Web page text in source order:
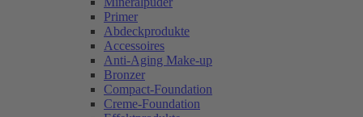
Primer
Abdeckprodukte
Accessoires
Anti-Aging Make-up
Bronzer
Compact-Foundation
Creme-Foundation